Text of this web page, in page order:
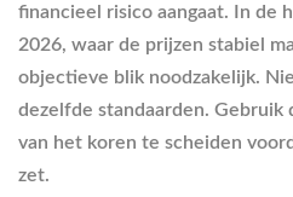
financieel risico aangaat. In de
2026, waar de prijzen stabiel
objectieve blik noodzakelijk.
dezelfde standaarden. Gebruik
van het koren te scheiden
zet.